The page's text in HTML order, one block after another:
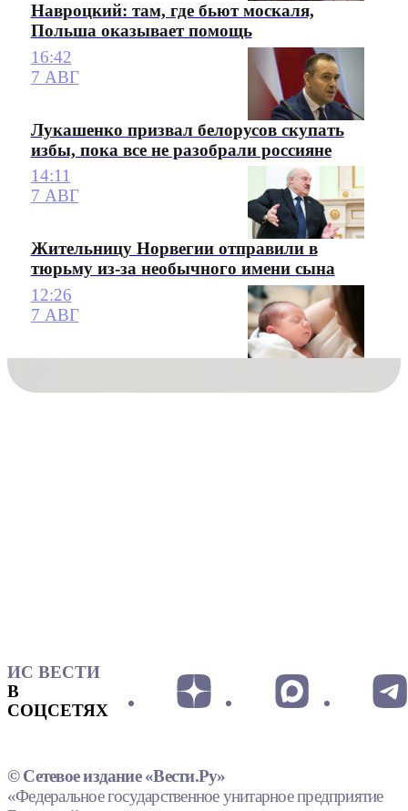
Навроцкий: там, где бьют москаля,
Польша оказывает помощь
16:42
7 АВГ
Лукашенко призвал белорусов скупать
избы, пока все не разобрали россияне
14:11
7 АВГ
Жительницу Норвегии отправили в
тюрьму из-за необычного имени сына
12:26
7 АВГ
ИС ВЕСТИ
В
СОЦСЕТЯХ
© Сетевое издание «Вести.Ру»
«Федеральное государственное унитарное предприятие